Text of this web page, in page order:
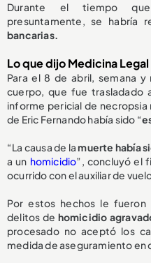
Durante el tiempo que
presuntamente, se habría
bancarias.
Lo que dijo Medicina Legal
Para el 8 de abril, semana
cuerpo, que fue trasladado
informe pericial de
de Eric Fernando había sido “
“La causa de lamuerte había
a un homicidio”, concluyó el
ocurrido con el auxiliar de
Por estos hechos le fueron
delitos de homicidio
procesado no aceptó los
medida de aseguramiento en